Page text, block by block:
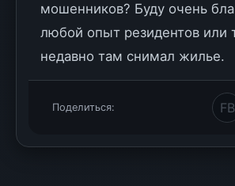
мошенников? Буду очень
любой опыт резидентов или
недавно там снимал жилье.
Поделиться: FB